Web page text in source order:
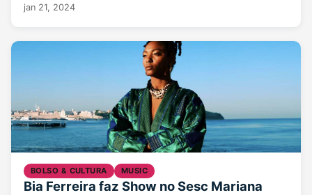
jan 21, 2024
BOLSO & CULTURA MUSIC
Bia Ferreira faz Show no Sesc Mariana